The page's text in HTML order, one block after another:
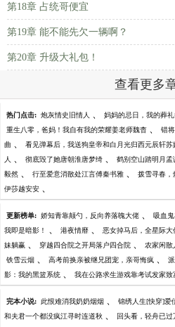
第18章 占统哥便宜
第19章 能不能先欠一辆啊？
第20章 升级大礼包！
查看更多
热门点击: 炮灰情史旧情人 、 妈妈的忌日，我的葬
重生八零，爸妈！我自有我的荣耀姜老师魏杳 、 错
曲 、 看见弹幕后，我送狗皇帝和白月光归西元辰轩苏
人 、 彻底毁了她唐朝淮唐梦绮 、 鹤别空山踏明月孟
毅然 、 行至爱意消散处江言傅秦书雅 、 拨雪寻春，
伊莎越安安 、
更新榜单: 娇知青靠颠勺，反向养落魄大佬 、 吸血
我即是暗影！ 、 港夜情靡 、 恶女掉马后，全星际大
妹躺赢 、 穿越四合院之开局落户四合院 、 农家闲散
铁雪云烟 、 高考前换亲被继兄团宠，亲哥悔疯 、
影：我的黑篮系统 、 我在公路求生游戏靠考试发家致
完本小说: 此恨难消我奶奶烟烟 、 锦绣人生[快穿]爱
和夫君一个都没疯江寻时连道秋 、 回头看，轻舟已